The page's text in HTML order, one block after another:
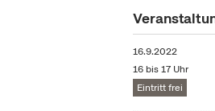
16.9.2022
16 bis 17 Uhr
Eintritt frei